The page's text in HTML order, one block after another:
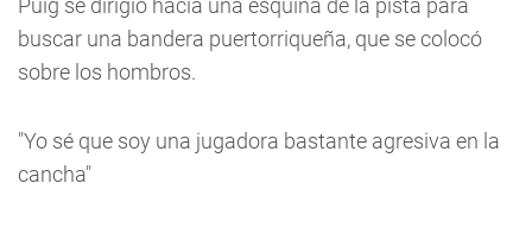
Puig se dirigió hacia una esquina de la pista para
buscar una bandera puertorriqueña, que se colocó
sobre los hombros.
"Yo sé que soy una jugadora bastante agresiva en la
cancha"